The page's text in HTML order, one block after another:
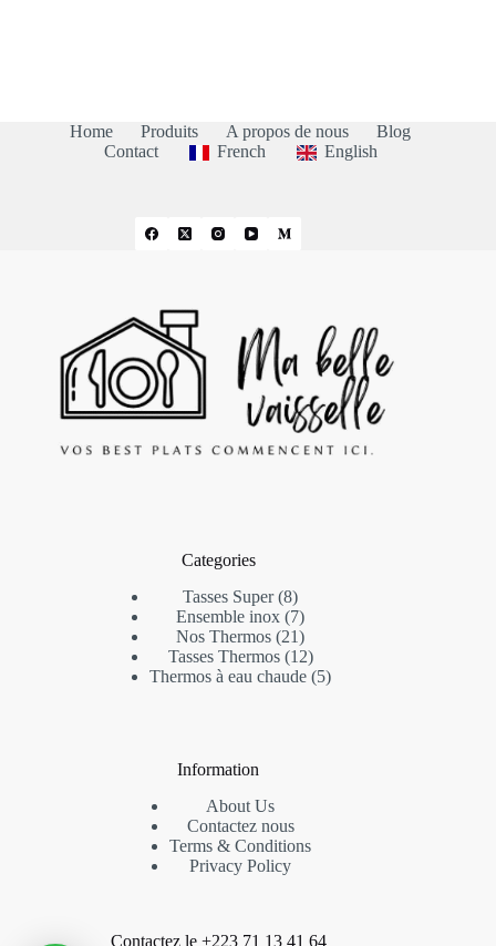
Home Produits A propos de nous
Blog
Contact
French English
Categories
Tasses Super 88
products
Ensemble inox 77
products
Nos Thermos 2121
products
Tasses Thermos 1212
products
Thermos à eau chaude 55
Information
About Us
Contactez nous
Terms & Conditions
Privacy Policy
Contactez le +223 71 13 41 64